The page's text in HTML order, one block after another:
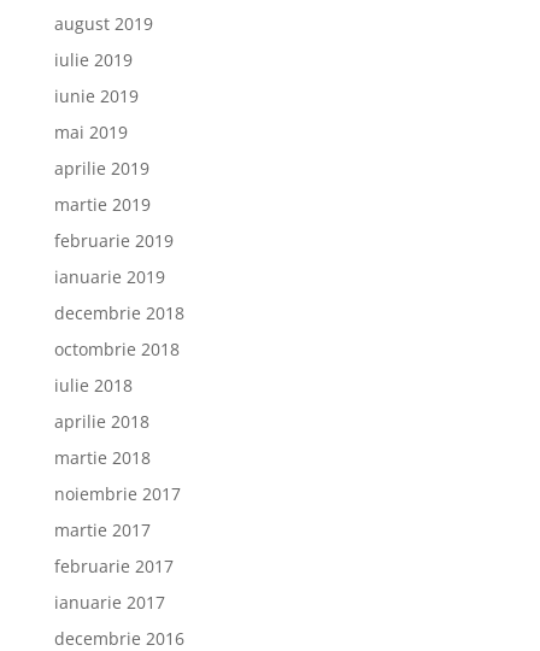
august 2019
iulie 2019
iunie 2019
mai 2019
aprilie 2019
martie 2019
februarie 2019
ianuarie 2019
decembrie 2018
octombrie 2018
iulie 2018
aprilie 2018
martie 2018
noiembrie 2017
martie 2017
februarie 2017
ianuarie 2017
decembrie 2016